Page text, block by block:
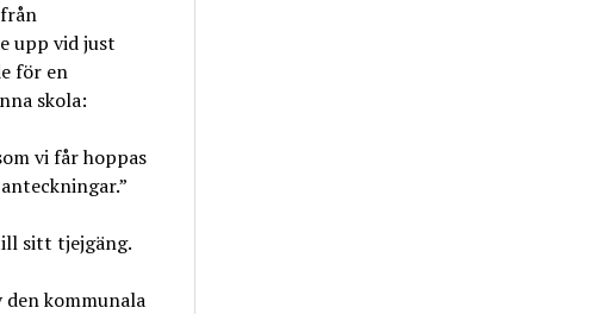
upp vid just
för en
skola:
vi får hoppas
sitt tjejgäng.
kommunala